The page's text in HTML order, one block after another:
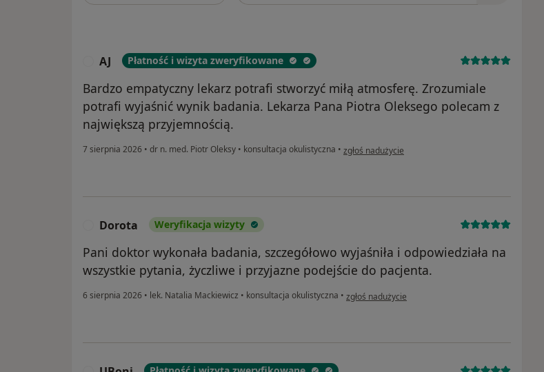
AJ Płatność i wizyta zweryfikowane
Bardzo empatyczny lekarz potrafi stworzyć miłą atmosferę. Zrozumiale
potrafi wyjaśnić wynik badania. Lekarza Pana Piotra Oleksego polecam z
największą przyjemnością.
7 sierpnia 2026 • dr n. med. Piotr Oleksy • konsultacja okulistyczna • w opinii użytkownika AJ
zgłoś nadużycie
Dorota Weryfikacja wizyty
Pani doktor wykonała badania, szczegółowo wyjaśniła i odpowiedziała na
wszystkie pytania, życzliwe i przyjazne podejście do pacjenta.
6 sierpnia 2026 • lek. Natalia Mackiewicz • konsultacja okulistyczna • w opinii użytkownika Dorota
zgłoś nadużycie